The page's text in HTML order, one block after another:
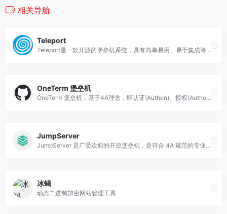
相关导航
Teleport
Teleport是一款开源的堡垒机系统，具有简单易用、易于集成等特性。
OneTerm 堡垒机
OneTerm 堡垒机，基于4A理念，即认证(Authen)、授权(Authorize)、账号(Account)、审计(Audit)设计开发。
JumpServer
JumpServer 是广受欢迎的开源堡垒机，是符合 4A 规范的专业运维安全审计系统。
冰蝎
动态二进制加密网站管理工具